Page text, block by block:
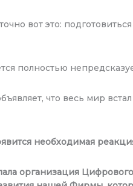
вот это:
полностью
что весь мир встал
необходимая
организация